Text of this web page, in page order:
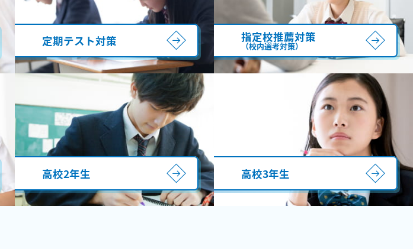
定期テスト対策 指定校推薦対策
（校内選考対策）
高校2年生 高校3年生